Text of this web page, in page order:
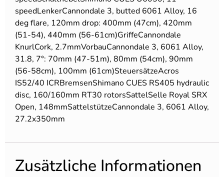
speedLenkerCannondale 3, butted 6061 Alloy, 16
deg flare, 120mm drop: 400mm (47cm), 420mm
(51-54), 440mm (56-61cm)GriffeCannondale
KnurlCork, 2.7mmVorbauCannondale 3, 6061 Alloy,
31.8, 7°: 70mm (47-51m), 80mm (54cm), 90mm
(56-58cm), 100mm (61cm)SteuersätzeAcros
IS52/40 ICRBremsenShimano CUES RS405 hydraulic
disc, 160/160mm RT30 rotorsSattelSelle Royal SRX
Open, 148mmSattelstützeCannondale 3, 6061 Alloy,
27.2x350mm
Zusätzliche Informationen